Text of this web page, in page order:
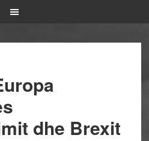
dhe Brexit